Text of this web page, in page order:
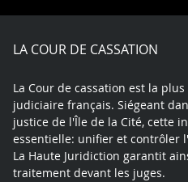
X
Facebook
LA COUR DE CASSATION
La Cour de cassation est la
judiciaire français. Siégeant
justice de l'Île de la Cité, cette
essentielle: unifier et contrôler
La Haute Juridiction garantit
traitement devant les juges.